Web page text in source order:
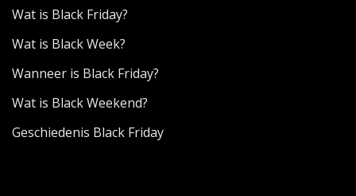
Wat is Black Friday?
Wat is Black Week?
Wanneer is Black Friday?
Wat is Black Weekend?
Geschiedenis Black Friday